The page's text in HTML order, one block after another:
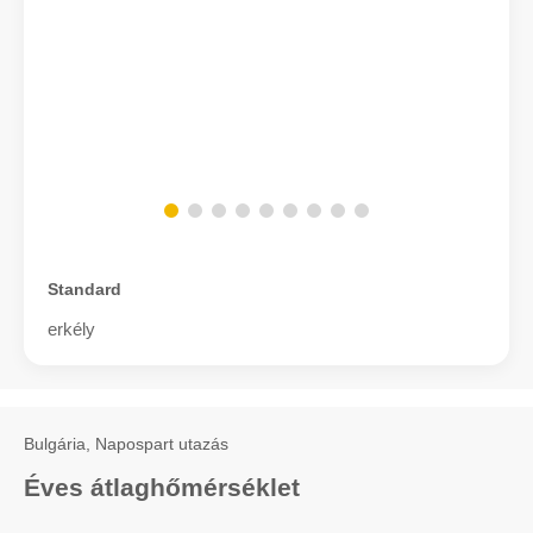
Standard
erkély
Bulgária, Napospart utazás
Éves átlaghőmérséklet